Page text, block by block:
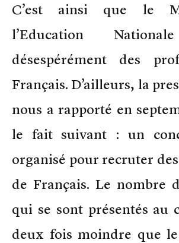
C’est ainsi que le
l’Education
désespérément des
Français. D’ailleurs, la
nous a rapporté en
le fait suivant : un
organisé pour recruter
de Français. Le nombre
qui se sont présentés au
deux fois moindre que